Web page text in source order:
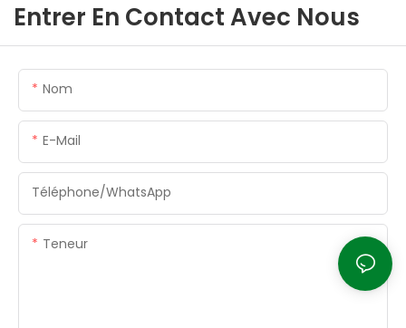
Entrer En Contact Avec Nous
Nom
E-Mail
Téléphone/WhatsApp
Teneur